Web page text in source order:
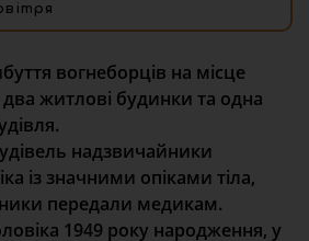
вогнеборців на місце
житлові будинки та одна
надзвичайники
із значними опіками тіла,
передали медикам.
1949 року народження, у